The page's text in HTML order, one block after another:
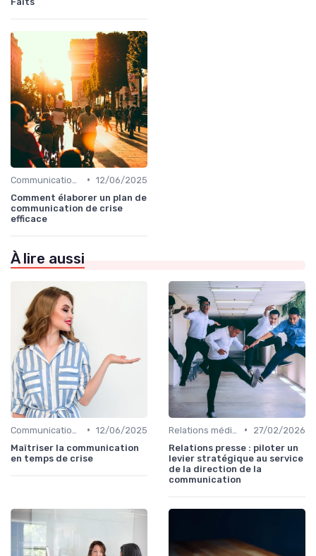
• 12/06/2025
Comment élaborer un plan de
communication de crise
efficace
À lire aussi
• 12/06/2025
Maîtriser la communication
en temps de crise
•
27/02/2026
Relations presse : piloter un
levier stratégique au service
de la direction de la
communication